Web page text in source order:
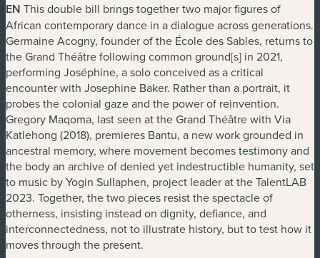
EN This double bill brings together two major figures of
African contemporary dance in a dialogue across generations.
Germaine Acogny, founder of the École des Sables, returns to
the Grand Théâtre following common ground[s] in 2021,
performing Joséphine, a solo conceived as a critical
encounter with Josephine Baker. Rather than a portrait, it
probes the colonial gaze and the power of reinvention.
Gregory Maqoma, last seen at the Grand Théâtre with Via
Katlehong (2018), premieres Bantu, a new work grounded in
ancestral memory, where movement becomes testimony and
the body an archive of denied yet indestructible humanity, set
to music by Yogin Sullaphen, project leader at the TalentLAB
2023. Together, the two pieces resist the spectacle of
otherness, insisting instead on dignity, defiance, and
interconnectedness, not to illustrate history, but to test how it
moves through the present.